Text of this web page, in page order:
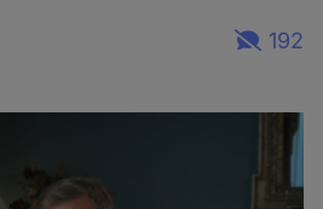
192